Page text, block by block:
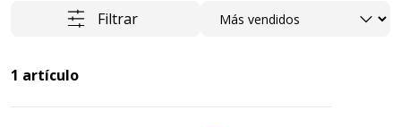
Filtrar Ordenar
1 artículo